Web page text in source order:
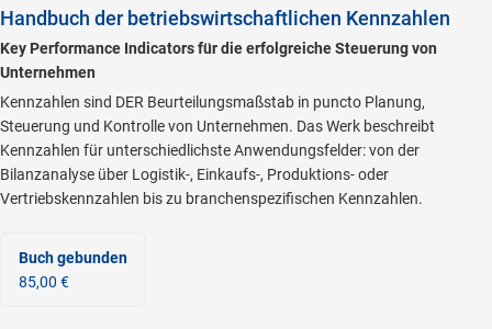
Handbuch der betriebswirtschaftlichen Kennzahlen
Key Performance Indicators für die erfolgreiche Steuerung von
Unternehmen
Kennzahlen sind DER Beurteilungsmaßstab in puncto Planung,
Steuerung und Kontrolle von Unternehmen. Das Werk beschreibt
Kennzahlen für unterschiedlichste Anwendungsfelder: von der
Bilanzanalyse über Logistik-, Einkaufs-, Produktions- oder
Vertriebskennzahlen bis zu branchenspezifischen Kennzahlen.
Buch gebunden
85,00 €